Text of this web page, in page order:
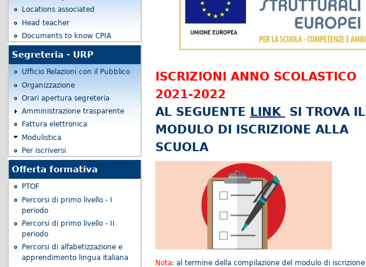
ISCRIZIONI ANNO SCOLASTICO
2021-2022
AL SEGUENTE LINK
SI TROVA IL
MODULO DI ISCRIZIONE ALLA
SCUOLA
Nota: al termine della compilazione del modulo di iscrizione
Locations associated
Head teacher
Documents to know CPIA
Segreteria - URP
Ufficio Relazioni con il Pubblico
Organizzazione
Orari apertura segreteria
Amministrazione trasparente
Fattura elettronica
Modulistica
Per iscriversi
Offerta formativa
PTOF
Percorsi di primo livello - I
periodo
Percorsi di primo livello - II
periodo
Percorsi di alfabetizzazione e
apprendimento lingua italiana